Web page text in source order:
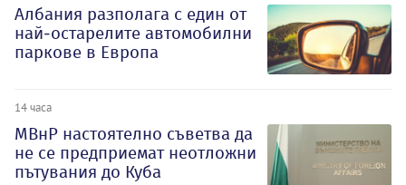
Албания разполага с един от
най-остарелите автомобилни
паркове в Европа
14 часа
МВнР настоятелно съветва да
не се предприемат неотложни
пътувания до Куба